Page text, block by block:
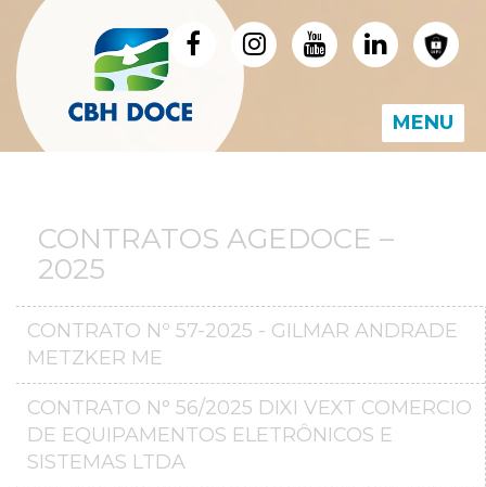
MENU
CONTRATOS AGEDOCE –
2025
CONTRATO Nº 57-2025 - GILMAR ANDRADE
METZKER ME
CONTRATO N° 56/2025 DIXI VEXT COMERCIO
DE EQUIPAMENTOS ELETRÔNICOS E
SISTEMAS LTDA